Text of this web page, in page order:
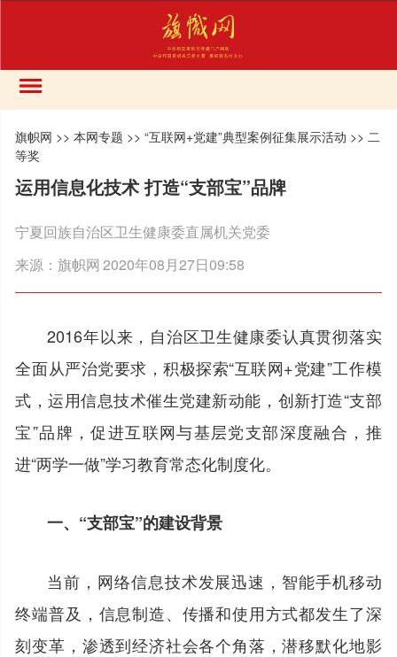
旗帜网 >>本网专题 >>“互联网+党建”典型案例征集展示活动 >> 二
等奖
运用信息化技术 打造“支部宝”品牌
宁夏回族自治区卫生健康委直属机关党委
来源：旗帜网2020年08月27日09:58
2016年以来，自治区卫生健康委认真贯彻落实
全面从严治党要求，积极探索“互联网+党建”工作模
式，运用信息技术催生党建新动能，创新打造“支部
宝”品牌，促进互联网与基层党支部深度融合，推
进“两学一做”学习教育常态化制度化。
一、“支部宝”的建设背景
当前，网络信息技术发展迅速，智能手机移动
终端普及，信息制造、传播和使用方式都发生了深
刻变革，渗透到经济社会各个角落，潜移默化地影